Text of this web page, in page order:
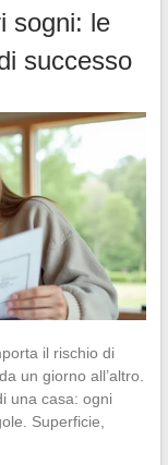
sogni: le
successo
il rischio di
un giorno all’altro.
una casa: ogni
Superficie,